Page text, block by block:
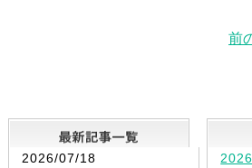
前
最新記
2026/07/18